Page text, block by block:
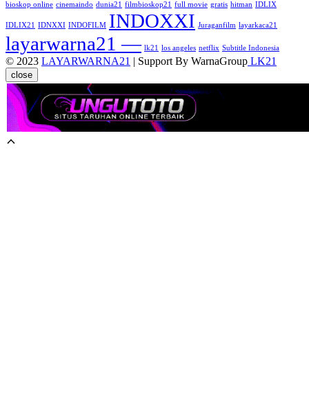
bioskop online cinemaindo dunia21 filmbioskop21 full movie gratis hitman IDLIX
IDLIX21 IDNXXI INDOFILM INDOXXI Juraganfilm layarkaca21
layarwarna21 — lk21 los angeles netflix Subtitle Indonesia
© 2023 LAYARWARNA21 | Support By WarnaGroup LK21
close